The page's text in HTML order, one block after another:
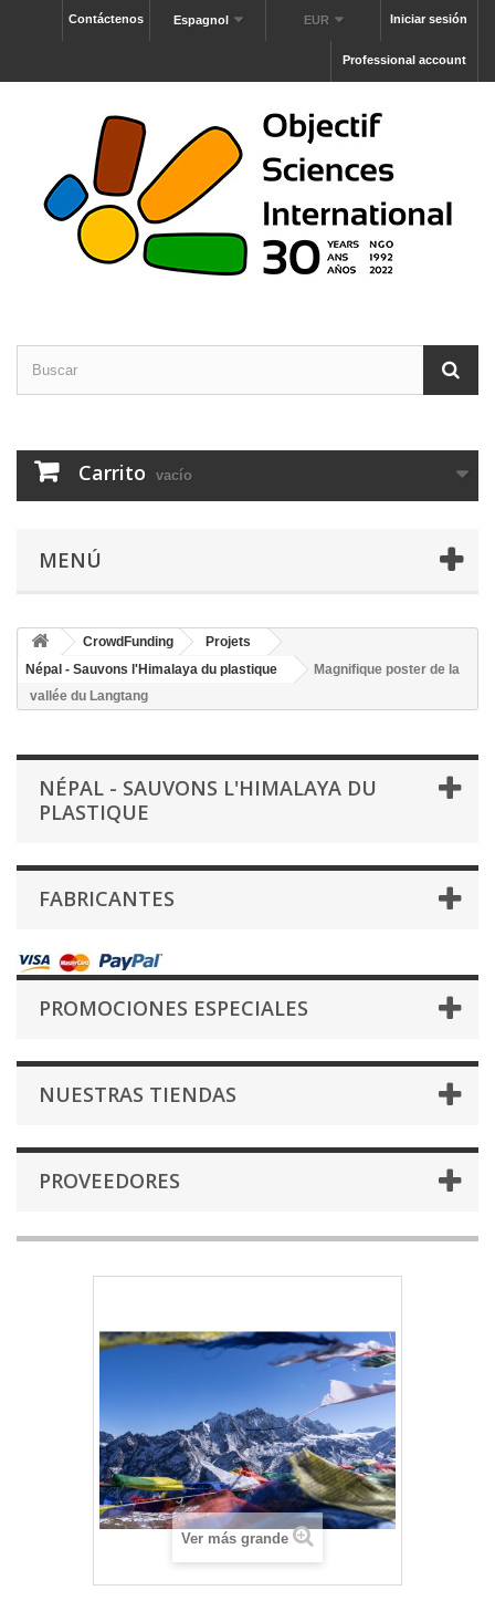
Iniciar sesión
EUR
Espagnol
Contáctenos
Professional account
Carrito vacío
MENÚ
CrowdFunding
Projets
Népal - Sauvons l'Himalaya du plastique
Magnifique poster de la
vallée du Langtang
NÉPAL - SAUVONS L'HIMALAYA DU
PLASTIQUE
FABRICANTES
PROMOCIONES ESPECIALES
NUESTRAS TIENDAS
PROVEEDORES
Ver más grande